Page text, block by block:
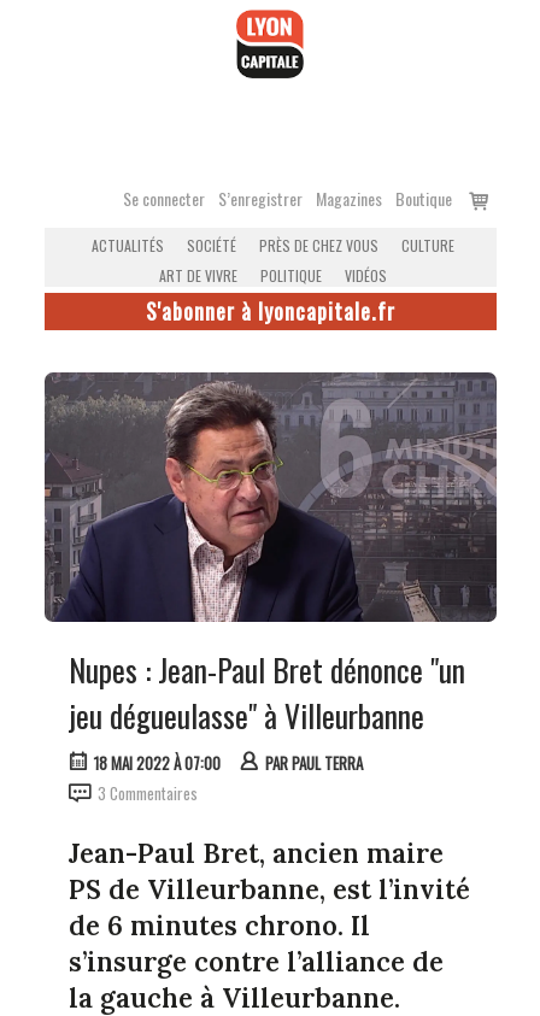
Se connecter S’enregistrer Magazines Boutique
Voir
ACTUALITÉS SOCIÉTÉ PRÈS DE CHEZ VOUS
CULTURE
ART DE VIVRE
POLITIQUE VIDÉOS
S'abonner à lyoncapitale.fr
Nupes : Jean-Paul Bret dénonce "un
jeu dégueulasse" à Villeurbanne
18 MAI 2022 À 07:00 PARPAUL TERRA
3 Commentaires
Jean-Paul Bret, ancien maire
PS de Villeurbanne, est l’invité
de 6 minutes chrono. Il
s’insurge contre l’alliance de
la gauche à Villeurbanne.